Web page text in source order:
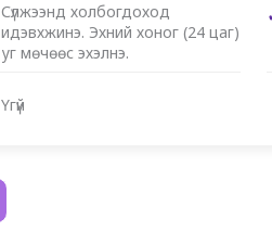
Сүлжээнд холбогдоход
идэвхжинэ. Эхний хоног (24 цаг)
уг мөчөөс эхэлнэ.
Үгүй